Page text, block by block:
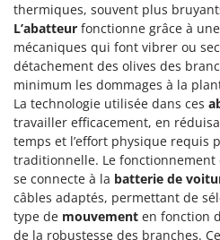
thermiques, souvent plus
L’abatteur fonctionne grâce à
mécaniques qui font vibrer ou
détachement des olives des
minimum les dommages à la
La technologie utilisée dans ces
travailler efficacement, en
temps et l’effort physique requis
traditionnelle. Le fonctionnement
se connecte à la batterie de
câbles adaptés, permettant de
type de mouvement en fonction
de la robustesse des branches.